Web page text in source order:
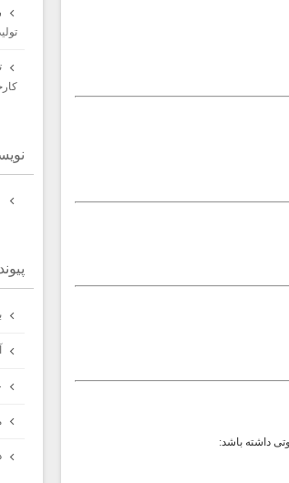
داشته باشد: